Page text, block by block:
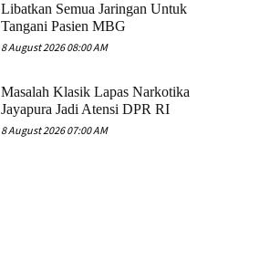
Libatkan Semua Jaringan Untuk
Tangani Pasien MBG
8 August 2026 08:00 AM
Masalah Klasik Lapas Narkotika
Jayapura Jadi Atensi DPR RI
8 August 2026 07:00 AM